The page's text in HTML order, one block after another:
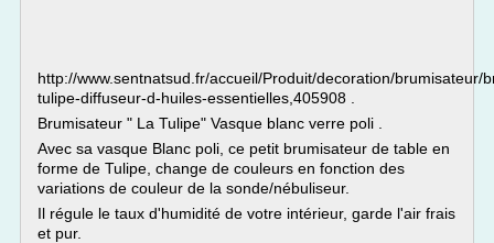
http://www.sentnatsud.fr/accueil/Produit/decoration/brumisateur/
tulipe-diffuseur-d-huiles-essentielles,405908 .
Brumisateur " La Tulipe" Vasque blanc verre poli .
Avec sa vasque Blanc poli, ce petit brumisateur de table en
forme de Tulipe, change de couleurs en fonction des
variations de couleur de la sonde/nébuliseur.
Il régule le taux d'humidité de votre intérieur, garde l'air frais
et pur.